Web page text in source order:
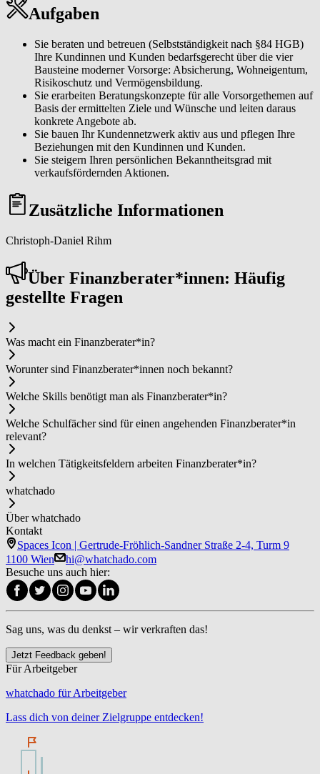
Aufgaben
Sie beraten und betreuen (Selbstständigkeit nach §84 HGB)
Ihre Kundinnen und Kunden bedarfsgerecht über die vier
Bausteine moderner Vorsorge: Absicherung, Wohneigentum,
Risikoschutz und Vermögensbildung.
Sie erarbeiten Beratungskonzepte für alle Vorsorgethemen auf
Basis der ermittelten Ziele und Wünsche und leiten daraus
konkrete Angebote ab.
Sie bauen Ihr Kundennetzwerk aktiv aus und pflegen Ihre
Beziehungen mit den Kundinnen und Kunden.
Sie steigern Ihren persönlichen Bekanntheitsgrad mit
verkaufsfördernden Aktionen.
Zusätzliche Informationen
Christoph-Daniel Rihm
Über Fi­nanz­be­ra­ter*in­nen: Häufig
gestellte Fragen
Was macht ein Fi­nanz­be­ra­ter*in?
Worunter sind Fi­nanz­be­ra­ter*in­nen noch bekannt?
Welche Skills benötigt man als Fi­nanz­be­ra­ter*in?
Welche Schulfächer sind für einen angehenden Fi­nanz­be­ra­ter*in
relevant?
In welchen Tätigkeitsfeldern arbeiten Fi­nanz­be­ra­ter*in?
whatchado
Über whatchado
Kontakt
Spaces Icon | Gertrude-Fröhlich-Sandner Straße 2-4, Turm 9
1100 Wien
hi@whatchado.com
Besuche uns auch hier:
Sag uns, was du denkst – wir verkraften das!
Jetzt Feedback geben!
Für Arbeitgeber
whatchado für Arbeitgeber
Lass dich von deiner Zielgruppe entdecken!